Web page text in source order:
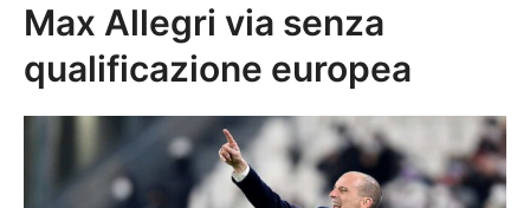
Max Allegri via senza
qualificazione europea